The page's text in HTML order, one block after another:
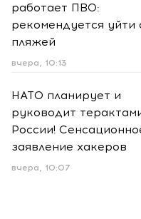
работает ПВО:
рекомендуется уйти
пляжей
вчера, 10:13
НАТО планирует и
руководит
России!
заявление хакеров
вчера, 10:07